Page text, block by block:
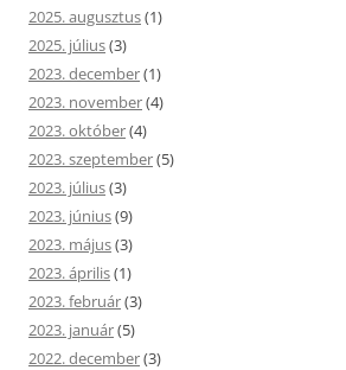
2025. augusztus(1)
2025. július(3)
2023. december(1)
2023. november(4)
2023. október(4)
2023. szeptember(5)
2023. július(3)
2023. június(9)
2023. május(3)
2023. április(1)
2023. február(3)
2023. január(5)
2022. december(3)